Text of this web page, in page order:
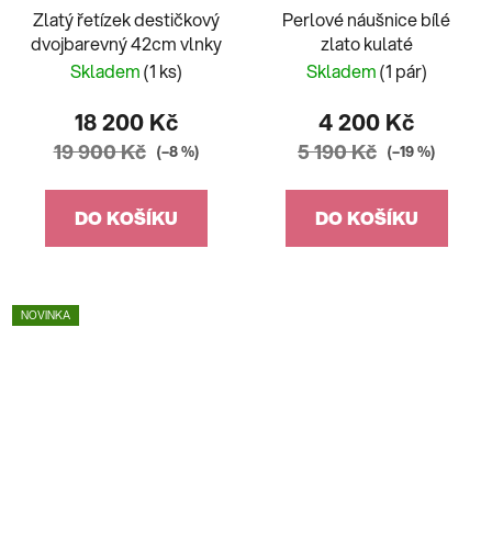
Zlatý řetízek destičkový
dvojbarevný 42cm vlnky
Skladem(1 ks)
18 200 Kč
19 900 Kč (–8 %)
DO KOŠÍKU
Perlové náušnice bílé
zlato kulaté
Skladem(1 pár)
4 200 Kč
5 190 Kč (–19 %)
DO KOŠÍKU
NOVINKA